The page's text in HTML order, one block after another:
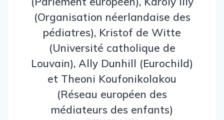
(Organisation néerlandaise des
pédiatres), Kristof de Witte
(Université catholique de
Louvain), Ally Dunhill (Eurochild)
et Theoni Koufonikolakou
(Réseau européen des
médiateurs des enfants)